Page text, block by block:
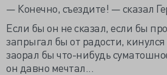
— Конечно, съездите! — сказал
Если бы он не сказал, если бы
запрыгал бы от радости,
заорал бы что-нибудь
он давно мечтал...